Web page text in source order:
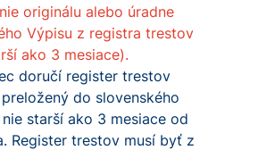
originálu alebo úradne
Výpisu z registra trestov
ako 3 mesiace).
doručí register trestov
do slovenského
starší ako 3 mesiace od
Register trestov musí byť z